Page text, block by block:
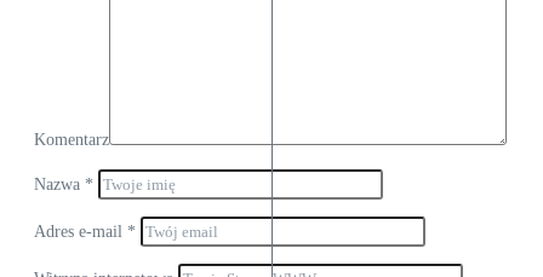
Komentarz
Nazwa *
Adres e-mail *